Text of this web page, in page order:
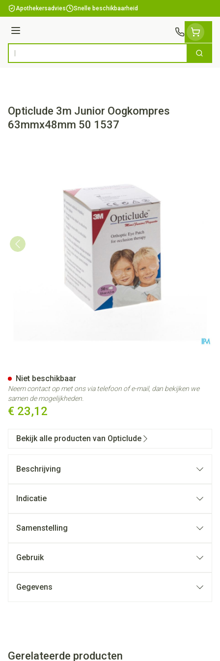
Ga naar de inhoud
Apothekersadvies Snelle beschikbaarheid
Menu
Product, merk, categorie... Zoek
Opticlude 3m Junior Oogkompres
63mmx48mm 50 1537
€ 23,12
Niet beschikbaar
Neem contact op met ons via telefoon of e-mail, dan bekijken we
samen de mogelijkheden.
Bekijk alle producten van Opticlude
Beschrijving
Indicatie
Samenstelling
Gebruik
Gegevens
Gerelateerde producten